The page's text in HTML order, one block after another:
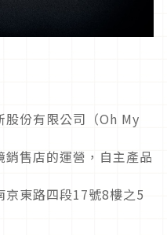
份有限公司（Oh My
售店的運營，自主產品
東路四段17號8樓之5